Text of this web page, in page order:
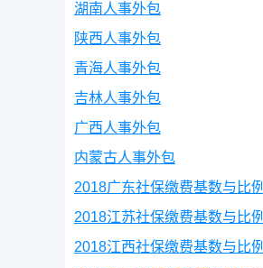
湖南人事外包
陕西人事外包
青海人事外包
吉林人事外包
广西人事外包
内蒙古人事外包
2018广东社保缴费基数与比例
2018江苏社保缴费基数与比例
2018江西社保缴费基数与比例